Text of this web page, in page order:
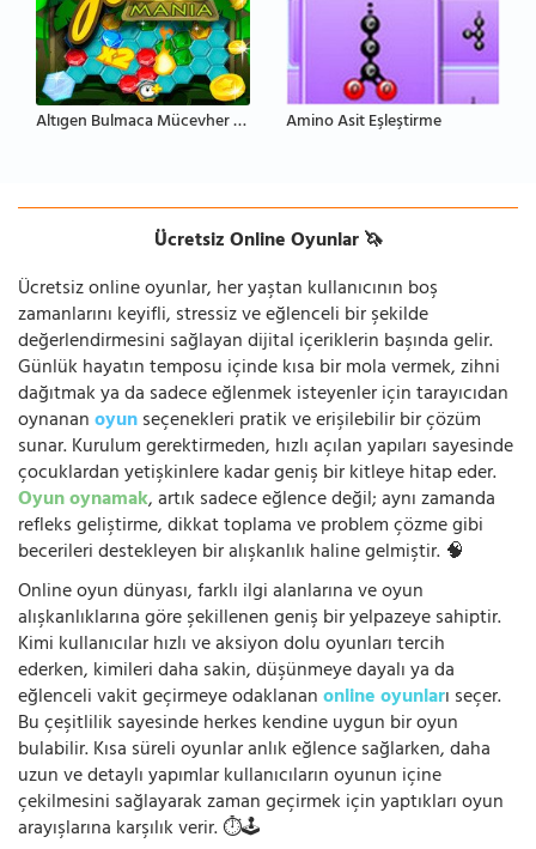
Altıgen Bulmaca Mücevher Eşleştirme Amino Asit Eşleştirme
Ücretsiz Online Oyunlar 🦄
Ücretsiz online oyunlar, her yaştan kullanıcının boş
zamanlarını keyifli, stressiz ve eğlenceli bir şekilde
değerlendirmesini sağlayan dijital içeriklerin başında gelir.
Günlük hayatın temposu içinde kısa bir mola vermek, zihni
dağıtmak ya da sadece eğlenmek isteyenler için tarayıcıdan
oynananoyunseçenekleri pratik ve erişilebilir bir çözüm
sunar. Kurulum gerektirmeden, hızlı açılan yapıları sayesinde
çocuklardan yetişkinlere kadar geniş bir kitleye hitap eder.
Oyun oynamak, artık sadece eğlence değil; aynı zamanda
refleks geliştirme, dikkat toplama ve problem çözme gibi
becerileri destekleyen bir alışkanlık haline gelmiştir. 🧠
Online oyun dünyası, farklı ilgi alanlarına ve oyun
alışkanlıklarına göre şekillenen geniş bir yelpazeye sahiptir.
Kimi kullanıcılar hızlı ve aksiyon dolu oyunları tercih
ederken, kimileri daha sakin, düşünmeye dayalı ya da
eğlenceli vakit geçirmeye odaklananonline oyunları seçer.
Bu çeşitlilik sayesinde herkes kendine uygun bir oyun
bulabilir. Kısa süreli oyunlar anlık eğlence sağlarken, daha
uzun ve detaylı yapımlar kullanıcıların oyunun içine
çekilmesini sağlayarak zaman geçirmek için yaptıkları oyun
arayışlarına karşılık verir. ⏱️🕹️